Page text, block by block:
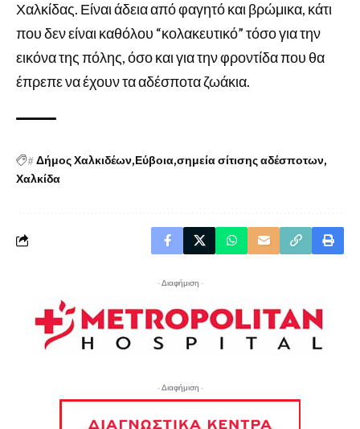
Χαλκίδας. Είναι άδεια από φαγητό και βρώμικα, κάτι
που δεν είναι καθόλου “κολακευτικό” τόσο για την
εικόνα της πόλης, όσο και για την φροντίδα που θα
έπρεπε να έχουν τα αδέσποτα ζωάκια.
#Δήμος Χαλκιδέων Εύβοια σημεία σίτισης αδέσποτων
Χαλκίδα
- Διαφήμιση -
- Διαφήμιση -